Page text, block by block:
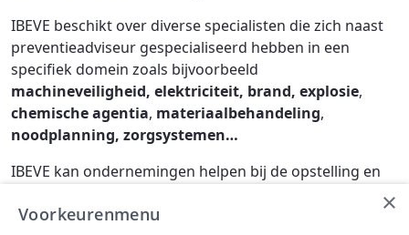
IBEVE beschikt over diverse specialisten die zich naast
preventieadviseur gespecialiseerd hebben in een
specifiek domein zoals bijvoorbeeld
machineveiligheid, elektriciteit, brand, explosie,
chemische agentia, materiaalbehandeling,
noodplanning, zorgsystemen…
IBEVE kan ondernemingen helpen bij de opstelling en
VCA.×
Voorkeurenmenu